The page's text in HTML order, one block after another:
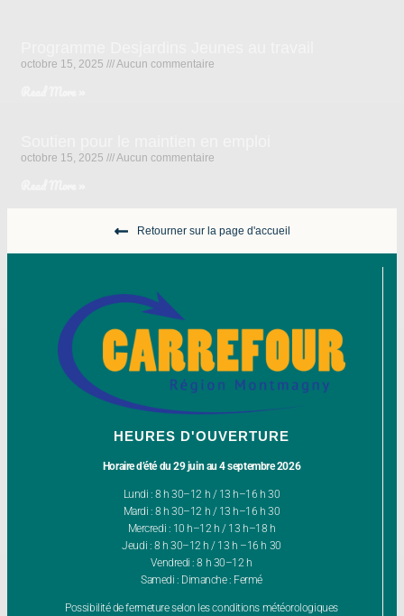
octobre 15, 2025 Aucun commentaire
octobre 15, 2025 Aucun commentaire
Retourner sur la page d'accueil
HEURES D'OUVERTURE
Horaire d’été du 29 juin au 4 septembre 2026
Lundi : 8 h 30–12 h / 13 h–16 h 30
Mardi : 8 h 30–12 h / 13 h–16 h 30
Mercredi : 10 h–12 h / 13 h–18 h
Jeudi : 8 h 30–12 h / 13 h –16 h 30
Vendredi : 8 h 30–12 h
Samedi : Dimanche : Fermé
Possibilité de fermeture selon les conditions météorologiques